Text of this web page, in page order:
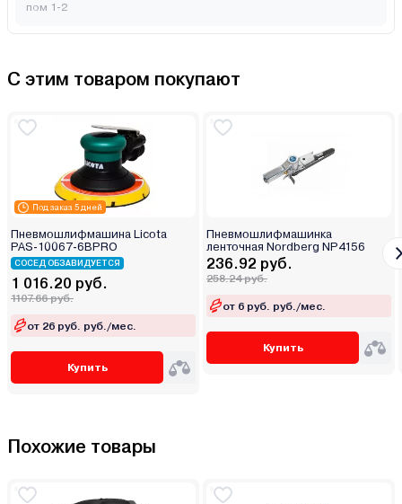
пом 1-2
С этим товаром покупают
Под заказ 5 дней
Пневмошлифмашина Licota
PAS-10067-6BPRO
СОСЕД ОБЗАВИДУЕТСЯ
1 016.20 руб.
1107.66 руб.
от 26 руб. руб./мес.
Купить
Пневмошлифмашинка
ленточная Nordberg NP4156
236.92 руб.
258.24 руб.
от 6 руб. руб./мес.
Купить
Похожие товары